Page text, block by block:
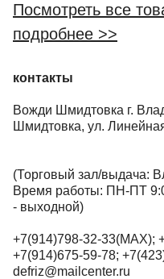
Посмотреть все
подробнее >>
контакты
Вожди Шмидтовка г.
Шмидтовка, ул.
(Торговый зал/выдача:
Время работы: ПН-ПТ
- выходной)
+7(914)798-32-33(MAX);
+7(914)675-59-78;
defriz@mailcenter.ru